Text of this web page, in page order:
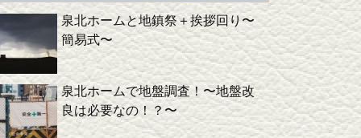
泉北ホームと地鎮祭＋挨拶回り〜
簡易式〜
泉北ホームで地盤調査！〜地盤改
良は必要なの！？〜